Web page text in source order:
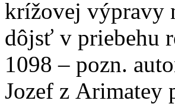
krížovej výpravy
dôjsť v priebehu
1098 – pozn.
Jozef z Arimatey